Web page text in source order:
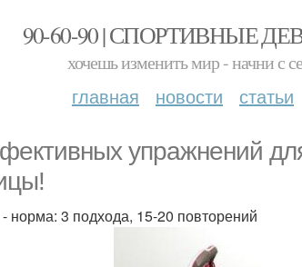
90-60-90 | СПОРТИВНЫЕ
хочешь изменить мир - начни с
главная новости статьи
упражнений
норма: 3 подхода, 15-20 повторений